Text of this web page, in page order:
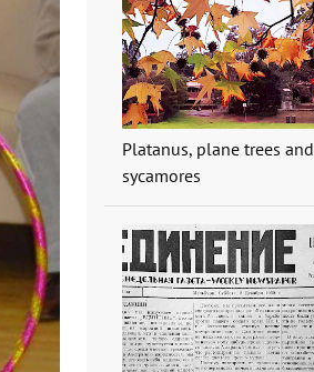
Platanus, plane trees and
sycamores